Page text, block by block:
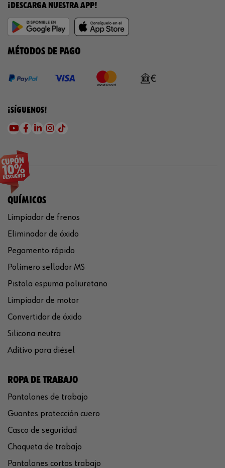
¡DESCARGA NUESTRA APP!
MÉTODOS DE PAGO
¡SÍGUENOS!
QUÍMICOS
Limpiador de frenos
Eliminador de óxido
Pegamento rápido
Polímero sellador MS
Pistola espuma poliuretano
Limpiador de motor
Convertidor de óxido
Silicona neutra
Aditivo para diésel
ROPA DE TRABAJO
Pantalones de trabajo
Guantes protección cuero
Casco de seguridad
Chaqueta de trabajo
Pantalones cortos trabajo